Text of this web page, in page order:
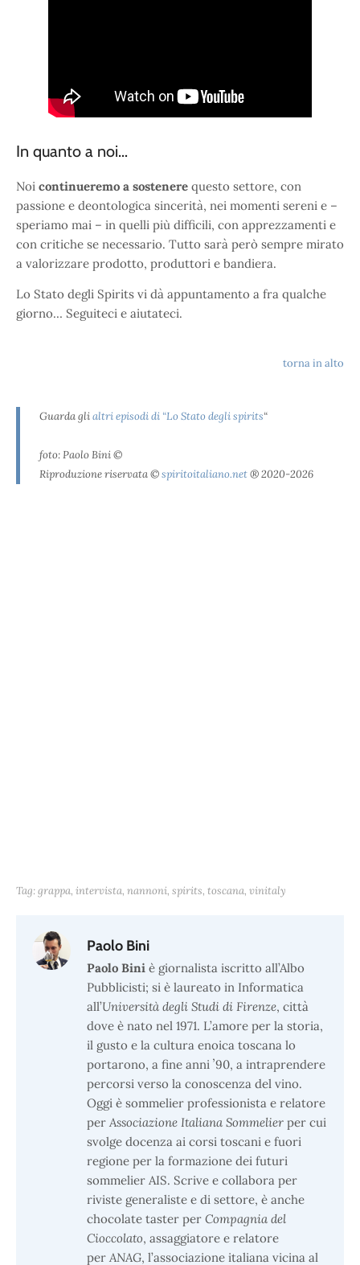
In quanto a noi…
Noi continueremo a sostenere questo settore, con
passione e deontologica sincerità, nei momenti sereni e –
speriamo mai – in quelli più difficili, con apprezzamenti e
con critiche se necessario. Tutto sarà però sempre mirato
a valorizzare prodotto, produttori e bandiera.
Lo Stato degli Spirits vi dà appuntamento a fra qualche
giorno… Seguiteci e aiutateci.
torna in alto
Guarda glialtri episodi di “Lo Stato degli spirits“
foto: Paolo Bini ©
Riproduzione riservata ©spiritoitaliano.net® 2020-2026
Tag:grappa, intervista, nannoni, spirits, toscana, vinitaly
Paolo Bini
Paolo Bini è giornalista iscritto all’Albo
Pubblicisti; si è laureato in Informatica
all’Università degli Studi di Firenze, città
dove è nato nel 1971. L’amore per la storia,
il gusto e la cultura enoica toscana lo
portarono, a fine anni ʼ90, a intraprendere
percorsi verso la conoscenza del vino.
Oggi è sommelier professionista e relatore
per Associazione Italiana Sommelier per cui
svolge docenza ai corsi toscani e fuori
regione per la formazione dei futuri
sommelier AIS. Scrive e collabora per
riviste generaliste e di settore, è anche
chocolate taster per Compagnia del
Cioccolato, assaggiatore e relatore
per ANAG, l’associazione italiana vicina al